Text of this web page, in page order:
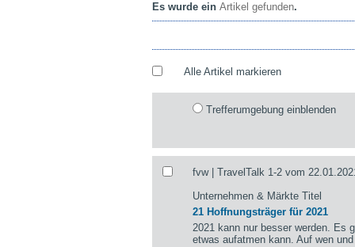
Es wurde ein Artikel gefunden.
Alle Artikel markieren
Trefferumgebung einblenden
fvw | TravelTalk 1-2 vom
Unternehmen & Märkte Titel
21 Hoffnungsträger für 2021
2021 kann nur besser werden. Es
etwas aufatmen kann. Auf wen